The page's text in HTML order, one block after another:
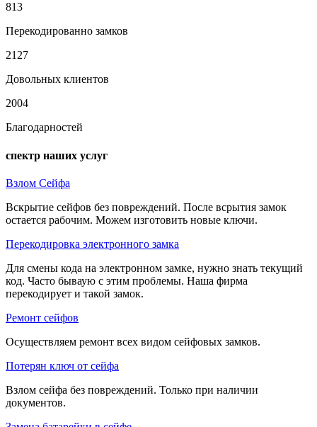
813
Перекодированно замков
2127
Довольных клиентов
2004
Благодарностей
спектр наших услуг
Взлом Сейфа
Вскрытие сейфов без повреждений. После всрытия замок
остается рабочим. Можем изготовить новые ключи.
Перекодировка электронного замка
Для смены кода на электронном замке, нужно знать текущий
код. Часто бываую с этим проблемы. Наша фирма
перекодирует и такой замок.
Ремонт сейфов
Осуществляем ремонт всех видом сейфовых замков.
Потерян ключ от сейфа
Взлом сейфа без повреждений. Только при наличии
документов.